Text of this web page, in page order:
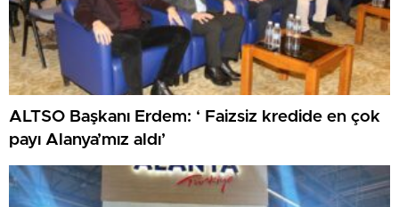
ALTSO Başkanı Erdem: ‘ Faizsiz kredide en çok
payı Alanya’mız aldı’